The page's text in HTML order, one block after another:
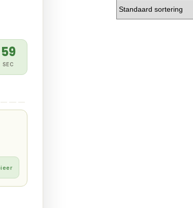
58
SEC